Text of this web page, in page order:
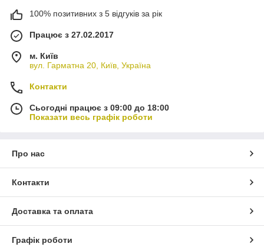
100% позитивних з 5 відгуків за рік
Працює з 27.02.2017
м. Київ
вул. Гарматна 20, Київ, Україна
Контакти
Сьогодні працює з 09:00 до 18:00
Показати весь графік роботи
Про нас
Контакти
Доставка та оплата
Графік роботи